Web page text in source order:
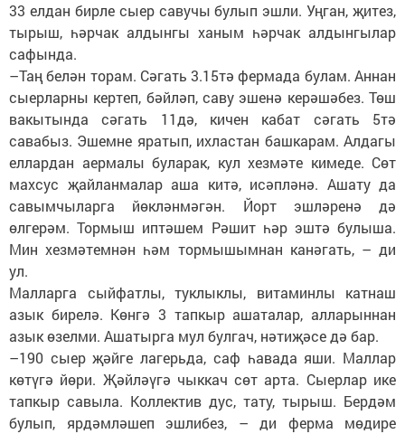
33 елдан бирле сыер савучы булып эшли. Уңган, җитез,
тырыш, һәрчак алдынгы ханым һәрчак алдынгылар
сафында.
–Таң белән торам. Сәгать 3.15тә фермада булам. Аннан
сыерларны кертеп, бәйләп, саву эшенә керәшәбез. Төш
вакытында сәгать 11дә, кичен кабат сәгать 5тә
савабыз. Эшемне яратып, ихластан башкарам. Алдагы
еллардан аермалы буларак, кул хезмәте кимеде. Сөт
махсус җайланмалар аша китә, исәпләнә. Ашату да
савымчыларга йөкләнмәгән. Йорт эшләренә дә
өлгерәм. Тормыш иптәшем Рәшит һәр эштә булыша.
Мин хезмәтемнән һәм тормышымнан канәгать, – ди
ул.
Малларга сыйфатлы, туклыклы, витаминлы катнаш
азык бирелә. Көнгә 3 тапкыр ашаталар, алларыннан
азык өзелми. Ашатырга мул булгач, нәтиҗәсе дә бар.
–190 сыер җәйге лагерьда, саф һавада яши. Маллар
көтүгә йөри. Җәйләүгә чыккач сөт арта. Сыерлар ике
тапкыр савыла. Коллектив дус, тату, тырыш. Бердәм
булып, ярдәмләшеп эшлибез, – ди ферма мөдире